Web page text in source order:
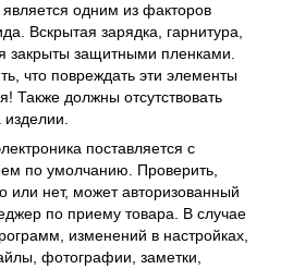
одним из факторов
Вскрытая зарядка, гарнитура,
закрыты защитными пленками.
что повреждать эти элементы
Также должны отсутствовать
изделии.
поставляется с
по умолчанию. Проверить,
или нет, может авторизованный
по приему товара. В случае
изменений в настройках,
фотографии, заметки,